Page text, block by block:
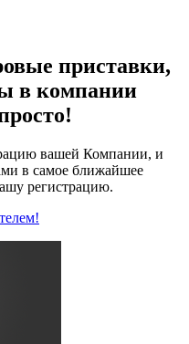
приставки,
в компании
вашей Компании, и
в самое ближайшее
регистрацию.